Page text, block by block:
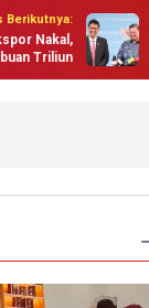
Berikutnya:
Nakal,
Triliun